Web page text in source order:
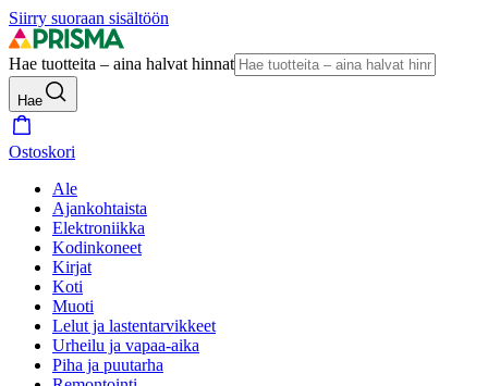
Siirry suoraan sisältöön
Hae tuotteita – aina halvat hinnat
Hae
Ostoskori
Ale
Ajankohtaista
Elektroniikka
Kodinkoneet
Kirjat
Koti
Muoti
Lelut ja lastentarvikkeet
Urheilu ja vapaa-aika
Piha ja puutarha